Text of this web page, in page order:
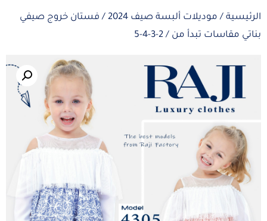
الرئيسية / موديلات ألبسة صيف 2024
/ فستان خروج صيفي
بناتي مقاسات تبدأ من / 2-3-4-5